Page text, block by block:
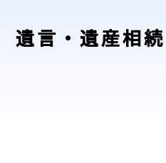
遺言・遺産相続